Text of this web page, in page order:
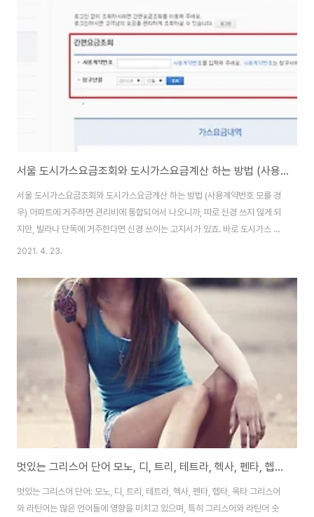
쪽도 속살이 다치지 않을 정도로만 잘라냅니다. 음... 익숙지 않아서... 많이 잘
라내 버렸네요. ㅡㅡ; 오렌지의 옆면을 속살이 베이지 않을 정도로만 칼집을 내
서울 도시가스요금조회와 도시가스요금계산 하는 방법 (사용계약번호 모를 경우)
서울 도시가스요금조회와 도시가스요금계산 하는 방법 (사용계약번호 모를 경
우) 아파트에 거주하면 관리비에 통합되어서 나오니까, 따로 신경 쓰지 않게 되
지만, 빌라나 단독에 거주한다면 신경 쓰이는 고지서가 있죠. 바로 도시가스 요
금인데요. 날씨도 추워져서 난방을 많이 하게 되니, 도시가스요금 조회에 더 신
도시가스요금 청구서가 날아오면 확인 한 뒤에 납부를 하곤 했는데요. 간혹 납
부하기 전에 고지서를 잃어버리면 사용자 계약번호를 알 수가 없어서 도시가스
요금 조회를 할 수 없어서 난감하기도 했었죠. 그때 고생했던 것을 생각하면, 저
처럼 검색해서 도시가스요금 조회 방법의 답을 찾으시는 분들을 위해 설명을
올려놓으려고 해요. https..
2021. 4. 23.
멋있는 그리스어 단어 모노, 디, 트리, 테트라, 헥사, 펜타, 헵타, 옥타... 라틴어 숫자 우노 듀오
멋있는 그리스어 단어: 모노, 디, 트리, 테트라, 헥사, 펜타, 헵타, 옥타 그리스어
와 라틴어는 많은 언어들에 영향을 미치고 있으며, 특히 그리스어와 라틴어 숫